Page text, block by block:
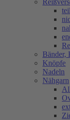
Bänder,
Knöpfe
Nadeln
Nähgarn